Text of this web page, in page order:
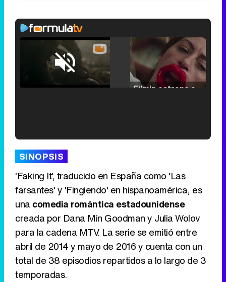
Unmute /
Loaded
25.30%
Tráiler en catalán de 'Ravalear', la nueva serie de HBO Max sobre los fondos buitre
SINOPSIS
'Faking It', traducido en España como 'Las
farsantes' y 'Fingiendo' en hispanoamérica, es
una comedia romántica estadounidense
creada por Dana Min Goodman y Julia Wolov
para la cadena MTV. La serie se emitió entre
abril de 2014 y mayo de 2016 y cuenta con un
total de 38 episodios repartidos a lo largo de 3
temporadas.